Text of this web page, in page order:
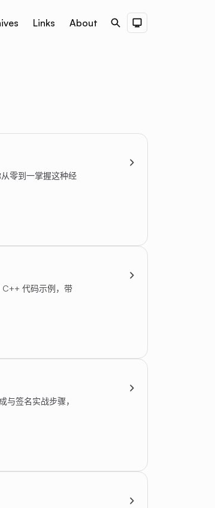
Links About SearchDark Theme
零到一掌握这种经
C++ 代码示例，带
签名实战步骤，